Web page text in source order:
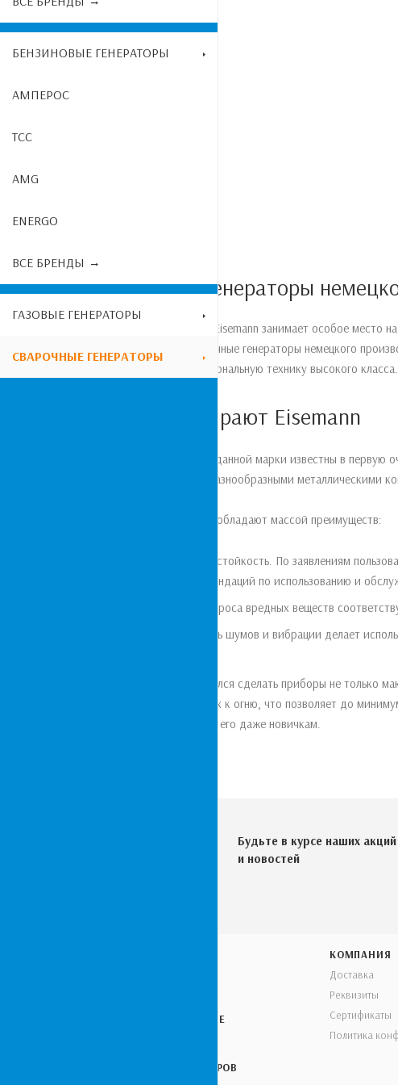
БЕНЗИНОВЫЕ ГЕНЕРАТОРЫ
АМПЕРОС
ТСС
AMG
ENERGO
ВСЕ БРЕНДЫ
ГАЗОВЫЕ ГЕНЕРАТОРЫ
СВАРОЧНЫЕ ГЕНЕРАТОРЫ
Сварочные генераторы
Оборудование бренда Eisemann занимает особое место
долговечностью. Сварочные генераторы немецкого
использовать профессиональную технику высокого класса.
Почему выбирают Eisemann
Сварочные генераторы данной марки известны в
для работы с самыми разнообразными металлическими
Оригинальные агрегаты обладают массой преимуществ:
Повышенная износостойкость. По заявлениям
соблюдении рекомендаций по использованию и
Низкий уровень выброса вредных веществ
Пониженный уровень шумов и вибрации делает
Производитель постарался сделать приборы не только
материалов, устойчивых к огню, что позволяет до
позволяет использовать его даже новичкам.
Будьте в курсе наших акций
и новостей
ПУСКОНАЛАДОЧНЫЕ
МОНТАЖ ГЕНЕРАТОРОВ
КОМПАНИЯ
Доставка
Реквизиты
Сертификаты
Политика